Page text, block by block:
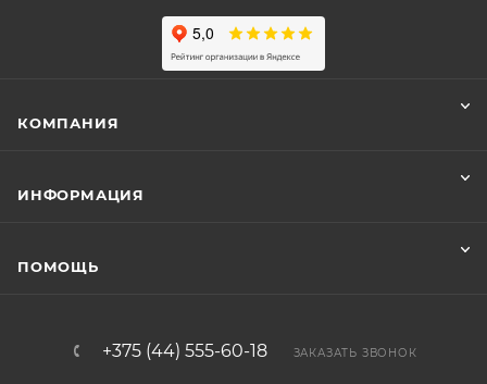
КОМПАНИЯ
ИНФОРМАЦИЯ
ПОМОЩЬ
+375 (44) 555-60-18 ЗАКАЗАТЬ ЗВОНОК